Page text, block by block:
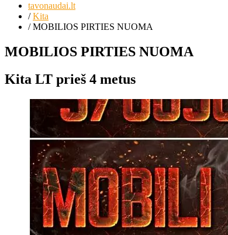
tavonaudai.lt
/Kita
/MOBILIOS PIRTIES NUOMA
MOBILIOS PIRTIES NUOMA
Kita LT prieš 4 metus